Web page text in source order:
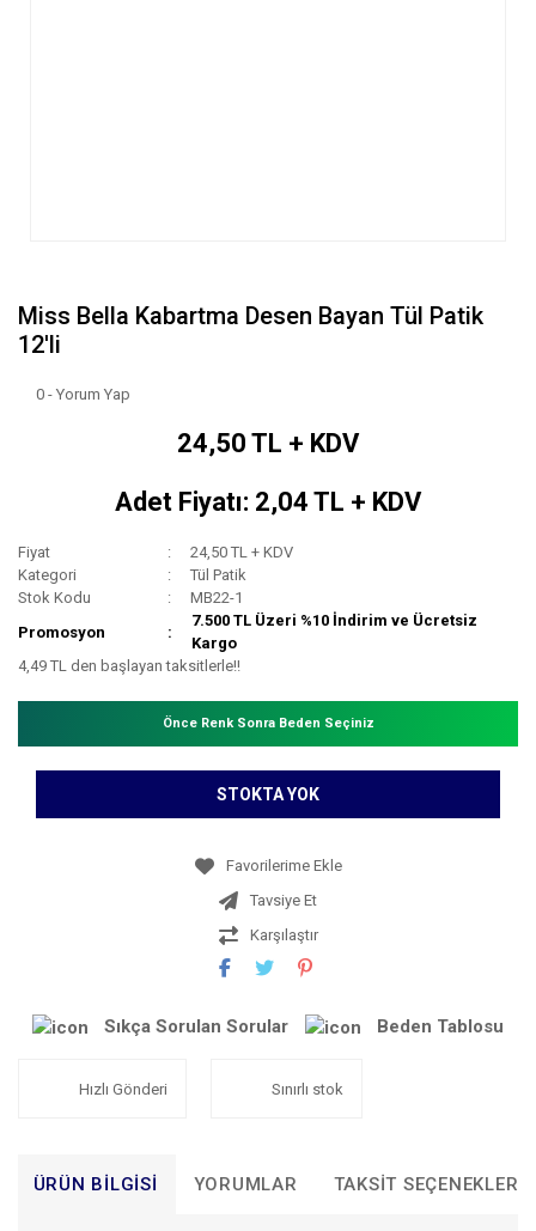
Miss Bella Kabartma Desen Bayan Tül Patik
12'li
0 - Yorum Yap
24,50 TL + KDV
Adet Fiyatı: 2,04 TL + KDV
Fiyat
24,50 TL + KDV
Kategori
Tül Patik
Stok Kodu
MB22-1
Promosyon
7.500 TL Üzeri %10 İndirim ve Ücretsiz
Kargo
4,49 TL den başlayan taksitlerle!!
Önce Renk Sonra Beden Seçiniz
STOKTA YOK
Tavsiye Et
Karşılaştır
Sıkça Sorulan Sorular Beden Tablosu
Hızlı Gönderi Sınırlı stok
ÜRÜN BILGISI YORUMLAR TAKSIT SEÇENEKLERI